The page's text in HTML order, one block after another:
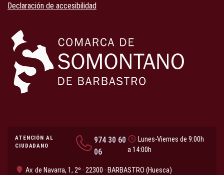
Declaración de accesibilidad
ATENCIÓN AL
CIUDADANO
974 30 60
06
Lunes-Viernes de 9:00h
a 14:00h
Av. de Navarra, 1, 2º · 22300 · BARBASTRO (Huesca)